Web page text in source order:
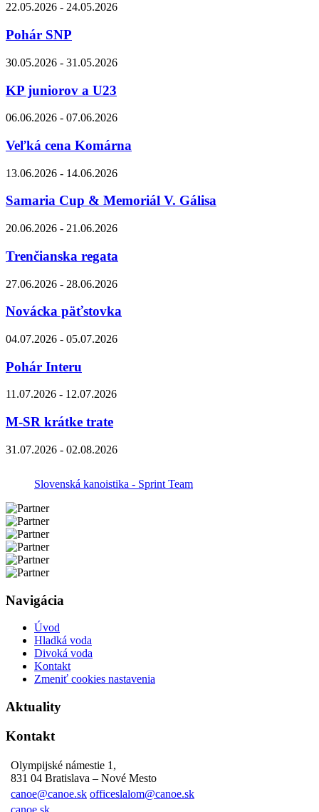
22.05.2026 - 24.05.2026
Pohár SNP
30.05.2026 - 31.05.2026
KP juniorov a U23
06.06.2026 - 07.06.2026
Veľká cena Komárna
13.06.2026 - 14.06.2026
Samaria Cup & Memoriál V. Gálisa
20.06.2026 - 21.06.2026
Trenčianska regata
27.06.2026 - 28.06.2026
Novácka päťstovka
04.07.2026 - 05.07.2026
Pohár Interu
11.07.2026 - 12.07.2026
M-SR krátke trate
31.07.2026 - 02.08.2026
Slovenská kanoistika - Sprint Team
Navigácia
Úvod
Hladká voda
Divoká voda
Kontakt
Zmeniť cookies nastavenia
Aktuality
Kontakt
Olympijské námestie 1,
831 04 Bratislava – Nové Mesto
canoe@canoe.sk officeslalom@canoe.sk